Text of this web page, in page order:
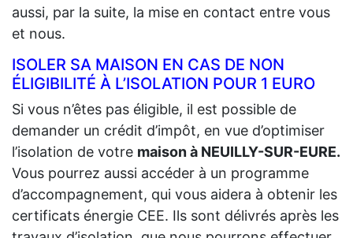
aussi, par la suite, la mise en contact entre vous
et nous.
ISOLER SA MAISON EN CAS DE NON
ÉLIGIBILITÉ À L’ISOLATION POUR 1 EURO
Si vous n’êtes pas éligible, il est possible de
demander un crédit d’impôt, en vue d’optimiser
l’isolation de votre maison à NEUILLY-SUR-EURE.
Vous pourrez aussi accéder à un programme
d’accompagnement, qui vous aidera à obtenir les
certificats énergie CEE. Ils sont délivrés après les